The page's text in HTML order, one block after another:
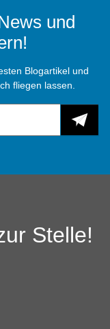
und
Blogartikel und
fliegen lassen.
Stelle!